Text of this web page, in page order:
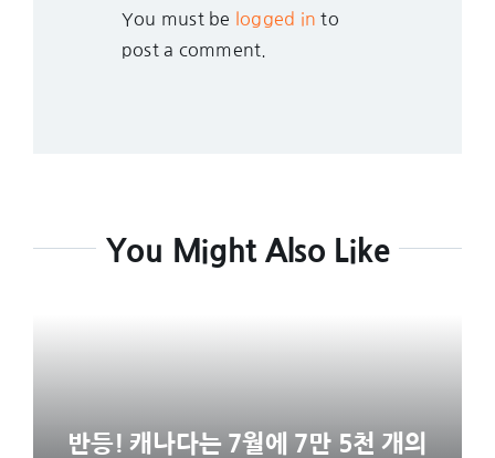
You must be logged in to
post a comment.
You Might Also Like
반등! 캐나다는 7월에 7만 5천 개의